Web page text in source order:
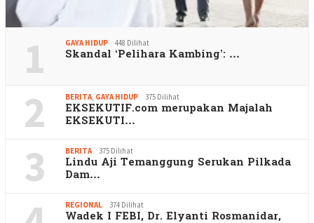
1 GAYA HIDUP 448 Dilihat
Skandal ‘Pelihara Kambing’: …
2 BERITA, GAYA HIDUP 375 Dilihat
EKSEKUTIF.com merupakan Majalah
EKSEKUTI…
3 BERITA 375 Dilihat
Lindu Aji Temanggung Serukan Pilkada
Dam…
REGIONAL 374 Dilihat
Wadek I FEBI, Dr. Elyanti Rosmanidar,